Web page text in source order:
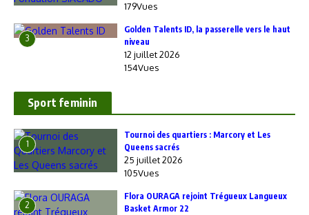
179Vues
3
Golden Talents ID, la passerelle vers le haut
niveau
12 juillet 2026
154Vues
Sport feminin
1
‎Tournoi des quartiers : Marcory et Les
Queens sacrés
25 juillet 2026
105Vues
2
Flora OURAGA rejoint Trégueux Langueux
Basket Armor 22